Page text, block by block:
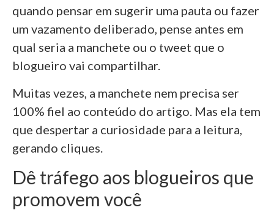
quando pensar em sugerir uma pauta ou fazer
um vazamento deliberado, pense antes em
qual seria a manchete ou o tweet que o
blogueiro vai compartilhar.
Muitas vezes, a manchete nem precisa ser
100% fiel ao conteúdo do artigo. Mas ela tem
que despertar a curiosidade para a leitura,
gerando cliques.
Dê tráfego aos blogueiros que
promovem você